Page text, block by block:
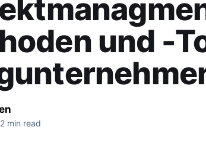
und -
2 min read